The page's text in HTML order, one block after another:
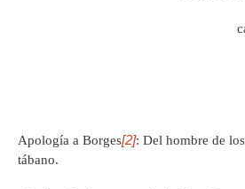
Apología a Borges[2]: Del hombre de
tábano.